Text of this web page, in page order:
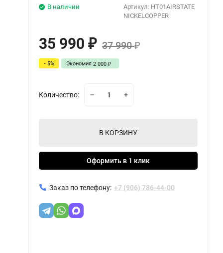
Артикул: HT01AIRSTATE
NICKELCOPPER
В наличии
35 990₽ 37 990₽
- 5% Экономия2 000₽
Количество:
В КОРЗИНУ
Оформить в 1 клик
Заказ по телефону: +7 (906) 786-44-00